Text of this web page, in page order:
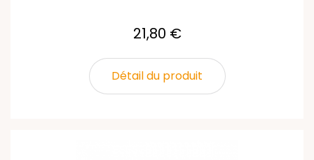
21,80 €
Détail du produit